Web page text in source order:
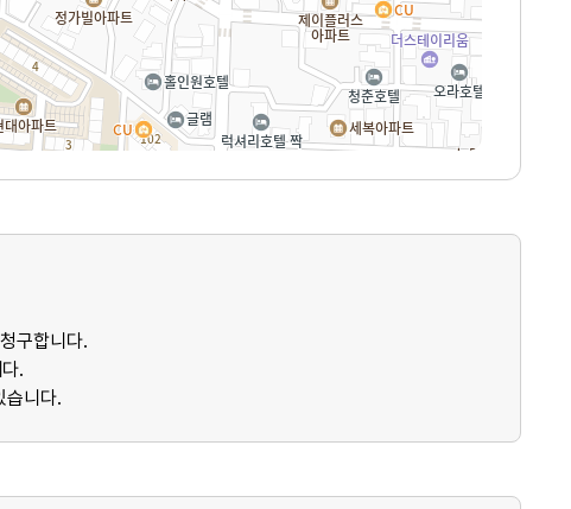
구합니다.
.
습니다.